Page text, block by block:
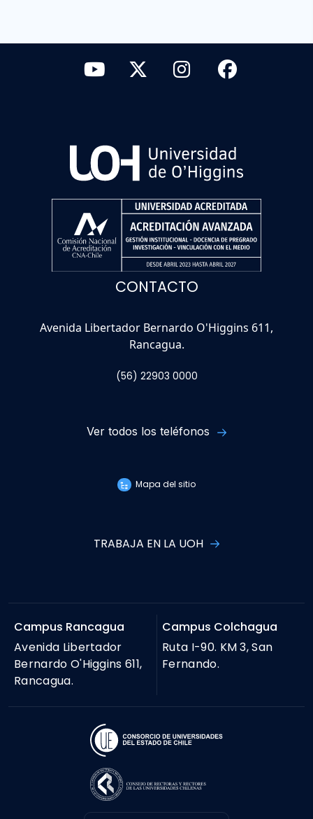
CONTACTO
Avenida Libertador Bernardo O'Higgins 611,
Rancagua.
(56) 22903 0000
Ver todos los teléfonos
Mapa del sitio
TRABAJA EN LA UOH
Campus Rancagua
Avenida Libertador
Bernardo O'Higgins 611,
Rancagua.
Campus Colchagua
Ruta I-90. KM 3, San
Fernando.